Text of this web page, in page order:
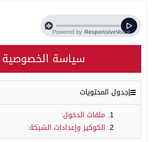
سياسة الخصوصية
جدول المحتويات
ملفات الدخول:
الكوكيز وإعدادات الشبكة: